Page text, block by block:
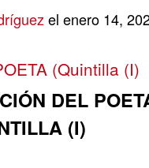
el enero 14,
(Quintilla (I)
DEL
(I)